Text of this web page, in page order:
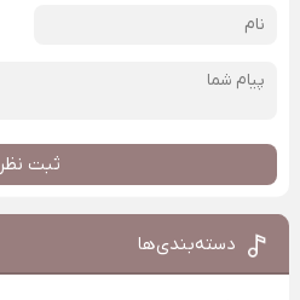
ثبت نظر
دسته‌بندی‌ها